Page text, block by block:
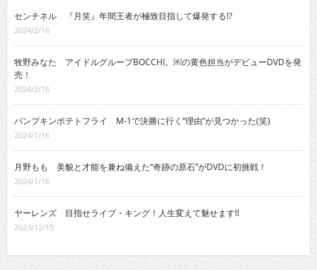
センチネル 『月笑』年間王者が極致目指して爆発する!?
2024/2/16
牧野みなた アイドルグループBOCCHI。￼の黄色担当がデビューDVDを発
売！
2024/2/16
パンプキンポテトフライ M-1で決勝に行く“理由”が見つかった(笑)
2024/1/16
月野もも 美貌と才能を兼ね備えた“奇跡の原石”がDVDに初挑戦！
2024/1/16
ヤーレンズ 目指せライブ・キング！人生変えて魅せます!!
2023/12/15